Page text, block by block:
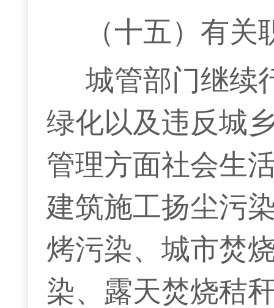
（十五）有
城管部门继续
绿化以及违反城
管理方面社会生
建筑施工扬尘污
烤污染、城市焚
染、露天焚烧秸